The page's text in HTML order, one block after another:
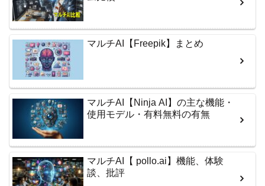
マルチAI【Freepik】まとめ
マルチAI【Ninja AI】の主な機能・
使用モデル・有料無料の有無
マルチAI【 pollo.ai】機能、体験
談、批評